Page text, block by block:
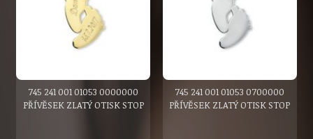
745 241 001 01053 0000000
PŘÍVĚSEK ZLATÝ OTISK STOP
745 241 001 01053 0700000
PŘÍVĚSEK ZLATÝ OTISK STOP